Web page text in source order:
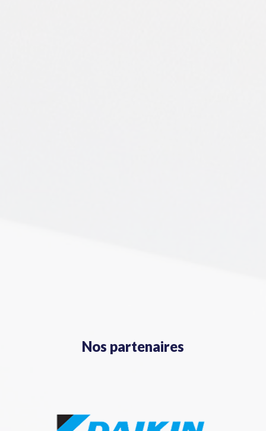
Nos partenaires